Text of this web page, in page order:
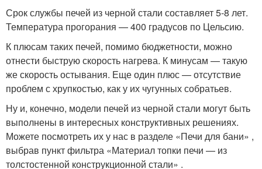
Срок службы печей из черной стали составляет 5-8 лет.
Температура прогорания — 400 градусов по Цельсию.
К плюсам таких печей, помимо бюджетности, можно
отнести быструю скорость нагрева. К минусам — такую
же скорость остывания. Еще один плюс — отсутствие
проблем с хрупкостью, как у их чугунных собратьев.
Ну и, конечно, модели печей из черной стали могут быть
выполнены в интересных конструктивных решениях.
Можете посмотреть их у нас в разделе «Печи для бани» ,
выбрав пункт фильтра «Материал топки печи — из
толстостенной конструкционной стали» .